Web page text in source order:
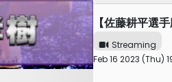
【佐藤耕平選
Streaming
Feb 16 2023 (Thu)